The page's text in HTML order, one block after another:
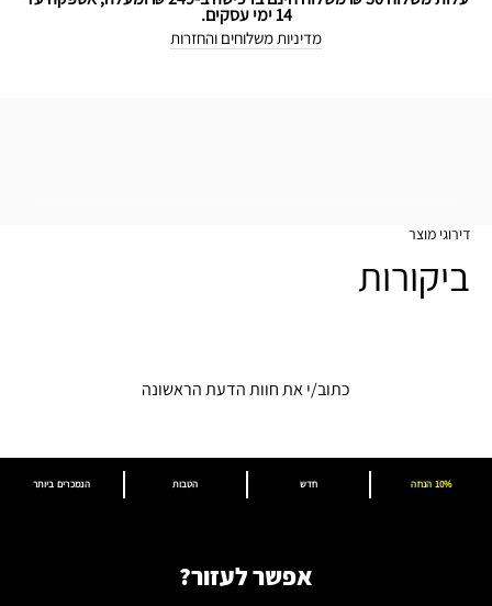
14 ימי עסקים.
מדיניות משלוחים והחזרות
דירוגי מוצר
ביקורות
כתוב/י את חוות הדעת הראשונה
הנמכרים ביותר הטבות חדש 10% הנחה
אפשר לעזור?